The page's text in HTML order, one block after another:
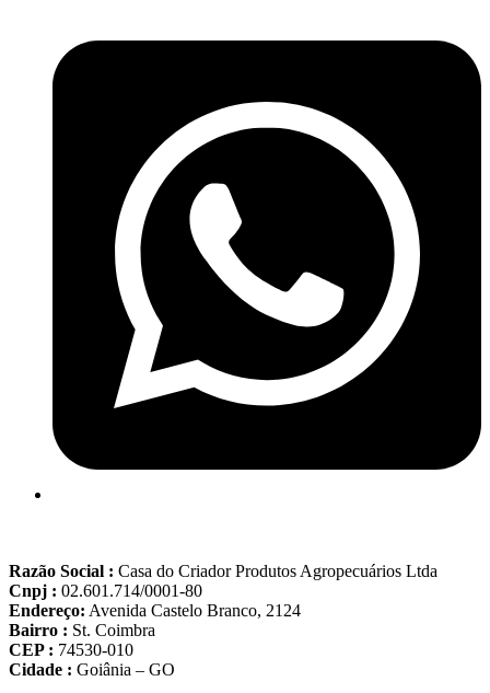
Razão Social : Casa do Criador Produtos Agropecuários Ltda
Cnpj : 02.601.714/0001-80
Endereço: Avenida Castelo Branco, 2124
Bairro : St. Coimbra
CEP : 74530-010
Cidade : Goiânia – GO